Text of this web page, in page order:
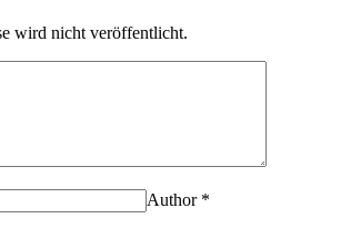
wird nicht veröffentlicht.
Author *